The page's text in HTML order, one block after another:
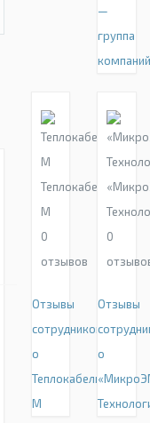
—
группа
Теплокабель-
М
0
отзывов
Отзывы
сотрудников
о
Теплокабель-
М
0
Отзывы
о